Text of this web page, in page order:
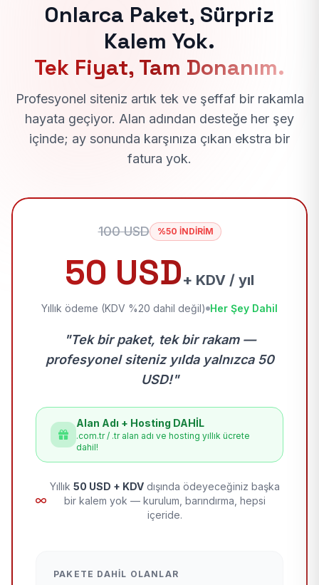
Onlarca Paket, Sürpriz
Kalem Yok.
Tek Fiyat, Tam Donanım.
Profesyonel siteniz artık tek ve şeffaf bir rakamla
hayata geçiyor. Alan adından desteğe her şey
içinde; ay sonunda karşınıza çıkan ekstra bir
fatura yok.
100 USD %50 İNDİRİM
50 USD+ KDV / yıl
Yıllık ödeme (KDV %20 dahil değil) Her Şey Dahil
"Tek bir paket, tek bir rakam —
profesyonel siteniz yılda yalnızca 50
USD!"
Alan Adı + Hosting DAHİL
.com.tr / .tr alan adı ve hosting yıllık ücrete
dahil!
Yıllık 50 USD + KDV dışında ödeyeceğiniz başka
bir kalem yok — kurulum, barındırma, hepsi
içeride.
PAKETE DAHIL OLANLAR